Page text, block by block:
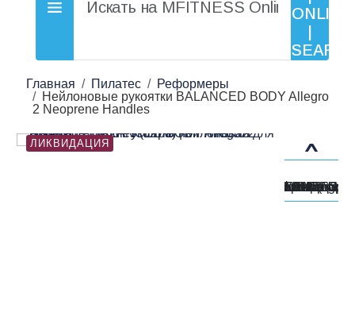
Главная Пилатес
Реформеры
Нейлоновые рукоятки BALANCED BODY Allegro
2 Neoprene Handles
ЛИКВИДАЦИЯ